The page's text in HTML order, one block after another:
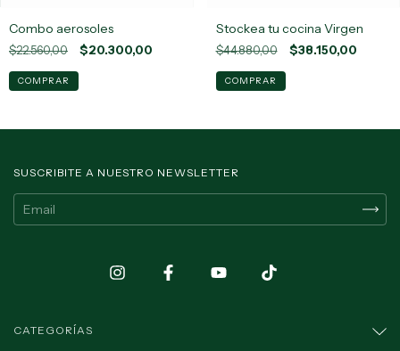
Combo aerosoles
$22.560,00 $20.300,00
Stockea tu cocina Virgen
$44.880,00 $38.150,00
SUSCRIBITE A NUESTRO NEWSLETTER
CATEGORÍAS